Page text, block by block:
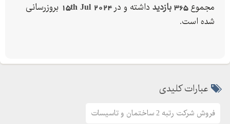
مجموع365 بازدید داشته و در 15th Jul 2024 بروزرسانی
شده است.
عبارات کلیدی
فروش شرکت رتبه 2 ساختمان و تاسیسات